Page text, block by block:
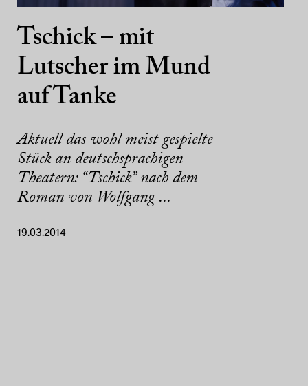
Tschick – mit
Lutscher im Mund
auf Tanke
Aktuell das wohl meist gespielte
Stück an deutschsprachigen
Theatern: “Tschick” nach dem
Roman von Wolfgang ...
19.03.2014